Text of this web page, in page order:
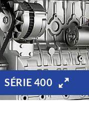
SÉRIE 400